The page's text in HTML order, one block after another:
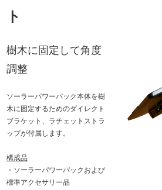
ト
樹木に固定して角度
調整
ソーラーパワーパック本体を樹
木に固定するためのダイレクト
ブラケット、ラチェットストラ
ップが付属します。
構成品
・ソーラーパワーパックおよび
標準アクセサリー品